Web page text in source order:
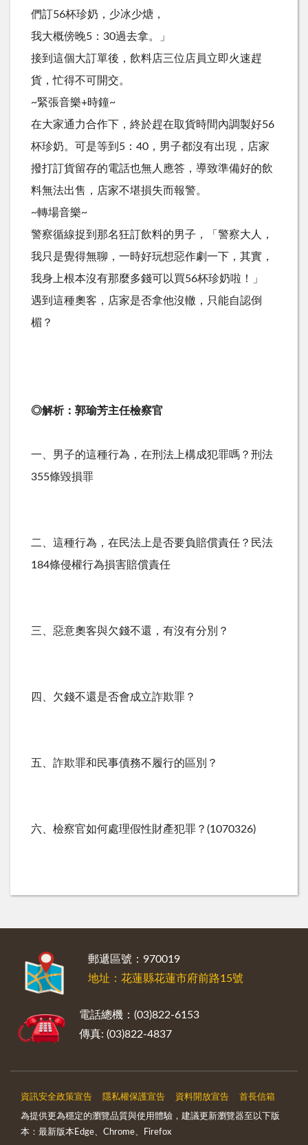
們訂56杯珍奶，少冰少煻，
我大概傍晚5：30過去拿。」
接到這個大訂單後，飲料店三位店員立即火速趕
貨，忙得不可開交。
~緊張音樂+時鐘~
在大家通力合作下，終於趕在取貨時間內調製好56
杯珍奶。可是等到5：40，男子都沒有出現，店家
撥打訂貨留存的電話也無人應答，導致準備好的飲
料無法出售，店家不堪損失而報警。
~轉場音樂~
警察循線捉到那名狂訂飲料的男子，「警察大人，
我只是覺得無聊，一時好玩想惡作劇一下，其實，
我身上根本沒有那麼多錢可以買56杯珍奶啦！」
遇到這種奧客，店家是否拿他沒轍，只能自認倒
楣？
◎解析：郭瑜芳主任檢察官
一、男子的這種行為，在刑法上構成犯罪嗎？刑法
355條毀損罪
二、這種行為，在民法上是否要負賠償責任？民法
184條侵權行為損害賠償責任
三、惡意奧客與欠錢不還，有沒有分別？
四、欠錢不還是否會成立詐欺罪？
五、詐欺罪和民事債務不履行的區別？
六、檢察官如何處理假性財產犯罪？(1070326)
郵遞區號：970019
地址：花蓮縣花蓮市府前路15號
電話總機：(03)822-6153
傳真: (03)822-4837
資訊安全政策宣告 隱私權保護宣告 資料開放宣告 首長信箱
為提供更為穩定的瀏覽品質與使用體驗，建議更新瀏覽器至以下版
本：最新版本Edge、Chrome、Firefox